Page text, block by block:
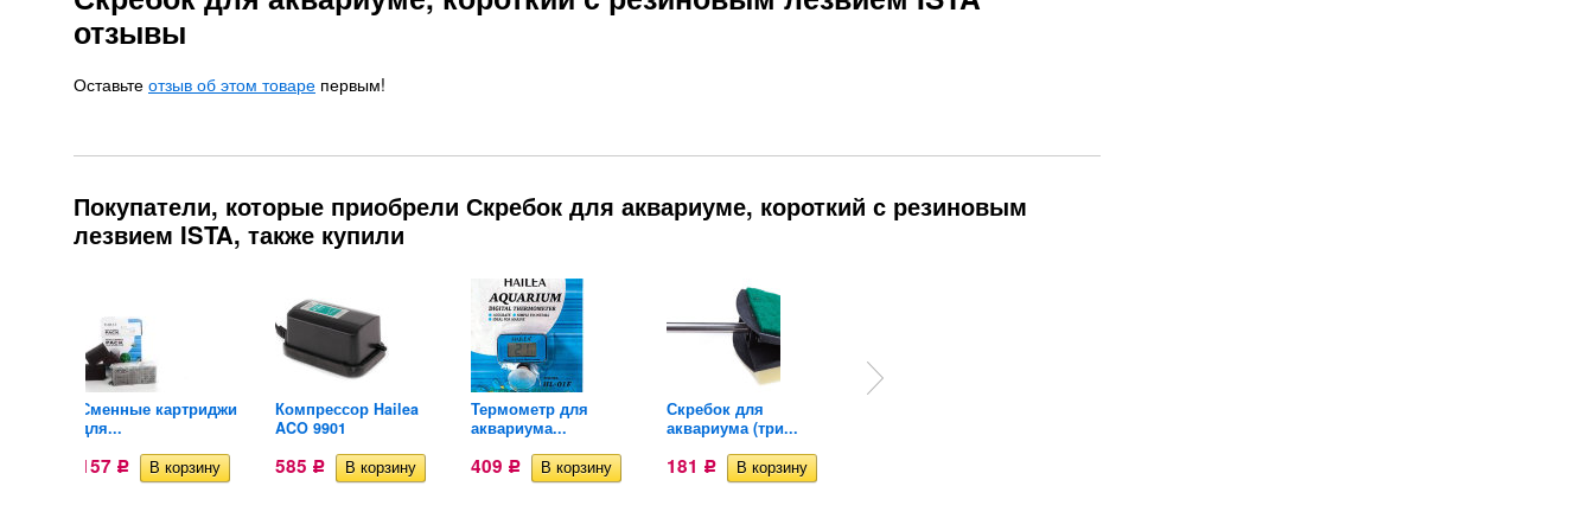
отзывы
Оставьте отзыв об этом товаре первым!
Покупатели, которые приобрели Скребок для аквариуме, короткий с резиновым
лезвием ISTA, также купили
Сменные картриджи
для...
157 Р
Компрессор Hailea
ACO 9901
585 Р
Термометр для
аквариума...
409 Р
Скребок для
аквариума (три...
181 Р